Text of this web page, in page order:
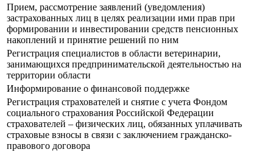
Прием, рассмотрение заявлений (уведомления)
застрахованных лиц в целях реализации ими прав при
формировании и инвестировании средств пенсионных
накоплений и принятие решений по ним
Регистрация специалистов в области ветеринарии,
занимающихся предпринимательской деятельностью на
территории области
Информирование о финансовой поддержке
Регистрация страхователей и снятие с учета Фондом
социального страхования Российской Федерации
страхователей – физических лиц, обязанных уплачивать
страховые взносы в связи с заключением гражданско-
правового договора